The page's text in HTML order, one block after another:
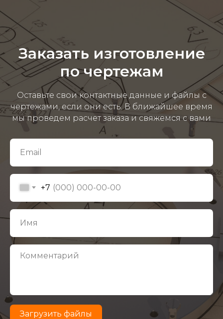
Заказать изготовление
по чертежам
Оставьте свои контактные данные и файлы с
чертежами, если они есть. В ближайшее время
мы проведем расчет заказа и свяжемся с вами
+7
Загрузить файлы